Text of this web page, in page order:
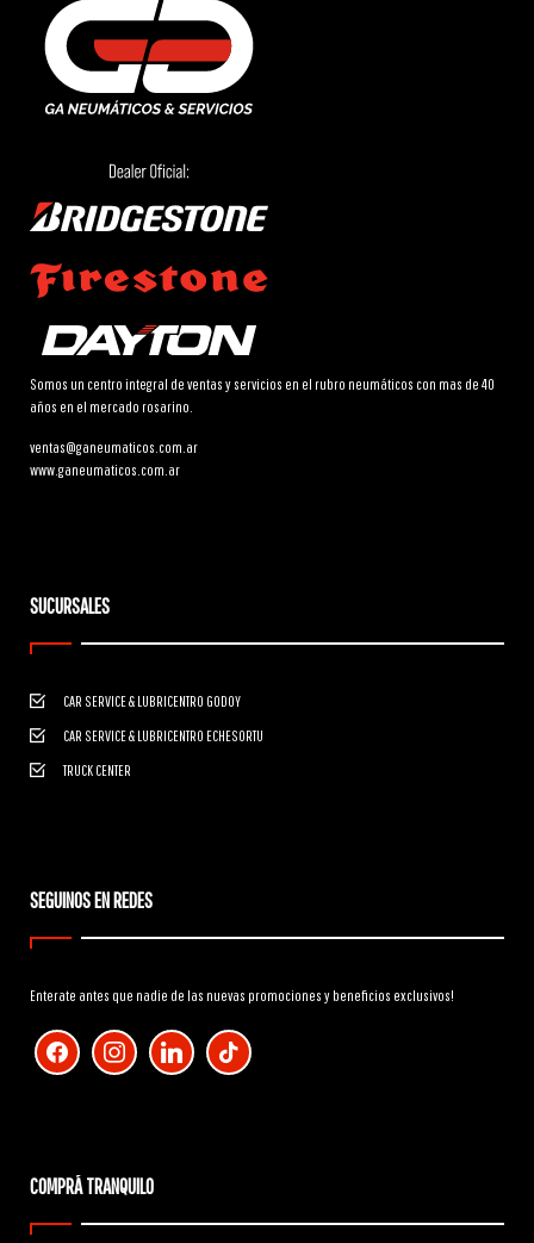
Somos un centro integral de ventas y servicios en el rubro neumáticos con mas de 40
años en el mercado rosarino.
ventas@ganeumaticos.com.ar
www.ganeumaticos.com.ar
SUCURSALES
CAR SERVICE & LUBRICENTRO GODOY
CAR SERVICE & LUBRICENTRO ECHESORTU
TRUCK CENTER
SEGUINOS EN REDES
Enterate antes que nadie de las nuevas promociones y beneficios exclusivos!
facebook instagram linkedin tiktok
COMPRÁ TRANQUILO